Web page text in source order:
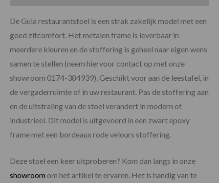
De Guia restaurantstoel is een strak zakelijk model met een
goed zitcomfort. Het metalen frame is leverbaar in
meerdere kleuren en de stoffering is geheel naar eigen wens
samen te stellen (neem hiervoor contact op met onze
showroom 0174-384939). Geschikt voor aan de leestafel, in
de vergaderruimte of in uw restaurant. Pas de stoffering aan
en de uitstraling van de stoel verandert in modern of
industrieel. Dit model is uitgevoerd in een zwart epoxy
frame met een bordeaux rode velours stoffering.
Deze stoel een keer uitproberen? Kom dan langs in onze
showroom om het artikel te ervaren. Het is handig van te